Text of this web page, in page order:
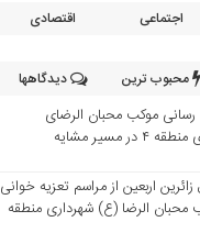
اجتماعی اقتصادی
محبوب ترین دیدگاهها
موکب محبان الرضای
در مسیر مشایه
زائرین اربعین از مراسم تعزیه خوانی
محبان الرضا (ع) شهرداری منطقه